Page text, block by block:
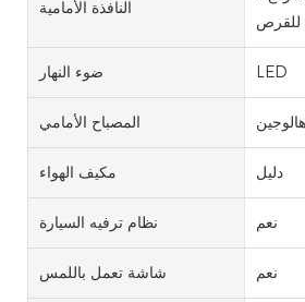
النافذة الأمامية
للقرص
ضوء النهار LED
المصباح الأمامي هالوجين
مكيف الهواء دليل
نظام ترفيه السيارة نعم
شاشة تعمل باللمس نعم